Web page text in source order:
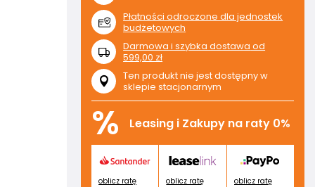
Płatności odroczone dla jednostek
budżetowych
Darmowa i szybka dostawa od
599,00 zł
Ten produkt nie jest dostępny w
sklepie stacjonarnym
% Leasing i Zakupy na raty 0%
oblicz ratę oblicz ratę oblicz ratę